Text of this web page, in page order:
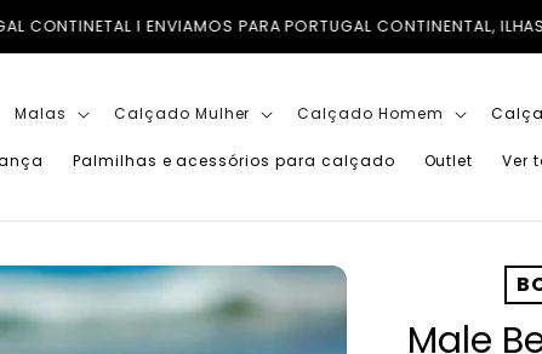
CONTINENTAL, ILHAS (AÇORES E MADEIRA) E PARA TODO O
Malas Calçado Mulher Calçado Homem
Palmilhas e acessórios para calçado Outlet Ver
Male